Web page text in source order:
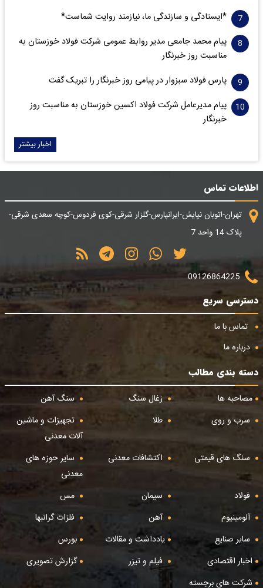
*ایستادگی و سازندگی ما، نیازمند روایت شماست*
پیام محمد جامعی مدیر روابط عمومی شرکت فولاد خوزستان به
مناسبت روز خبرنگار
پارس فولاد سبزوار در پیامی روز خبرنگار را تبریک گفت
پیام مدیرعامل شرکت فولاد اکسین خوزستان به مناسبت روز
خبرنگار
اخبار بیشتر
اطلاعات تماس
تهران-اتوبان نیایش-ایرانپارس-گلزار شرقی-کوی فردوس-کوچه سعدی شرقی-
پلاک 14 واحد 7
09126864225
دسترسی سریع
تماس با ما
درباره ما
دسته بندی مطالب
مصاحبه ها
زغال سنگ
سنگ آهن
سرب و روی
طلا
تجهیزات و ماشین
آلات معدنی
سنگ های قیمتی
اکتشافات معدنی
سایر حوزه های
معدنی
فولاد
سیمان
مس
آلومینیوم
آهن
فلزات گرانبها
سایر صنایع
یادداشت و مقالات
بورس
اخبار اقتصادی
فیلم و تیزر
گزارش تصویری
شرکت های برجسته